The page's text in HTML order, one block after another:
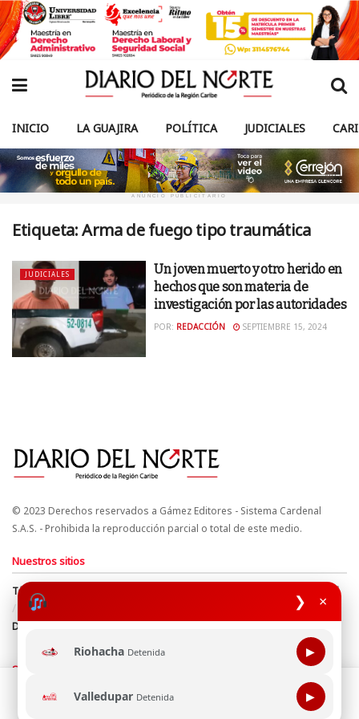
❯ ×
Riohacha Detenida ▶
Valledupar Detenida ▶
INICIO LA GUAJIRA POLÍTICA JUDICIALES
ANUNCIO PUBLICITARIO
Etiqueta:Arma de fuego tipo traumática
JUDICIALES
Un joven muerto y otro herido en
hechos que son materia de
investigación por las autoridades
POR: REDACCIÓN SEPTIEMBRE 15, 2024
© 2023 Derechos reservados a Gámez Editores - Sistema Cardenal
S.A.S. - Prohibida la reproducción parcial o total de este medio.
Nuestros sitios
Términos y Condiciones
Derechos de Autor y Propiedad Intelectual
Política de uso de cookies
Política de Tratamiento de Datos
Directrices Editoriales
Síguenos
Esta página web usa cookie para mejorar tu experiencia de
navegación, al continuar aceptas nuestra política de uso de